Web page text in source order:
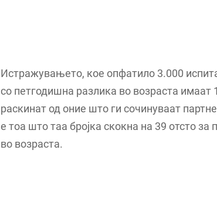
Истражувањето, кое опфатило 3.000
со петгодишна разлика во возраста имаат
раскинат од оние што ги сочинуваат
е тоа што таа бројка скокна на 39 отсто
во возраста.